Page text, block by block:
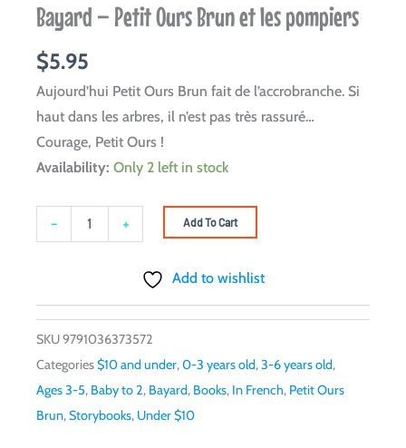
Bayard – Petit Ours Brun et les pompiers
$5.95
Aujourd’hui Petit Ours Brun fait de l’accrobranche. Si
haut dans les arbres, il n’est pas très rassuré…
Courage, Petit Ours !
Availability: Only 2 left in stock
-
Bayard
Ours
les
pompiers
quantity
+ Add To Cart
Add to wishlist
SKU9791036373572
Categories$10 and under,0-3 years old,3-6 years old,
Ages 3-5, Baby to 2, Bayard, Books, In French, Petit Ours
Brun,Storybooks, Under $10